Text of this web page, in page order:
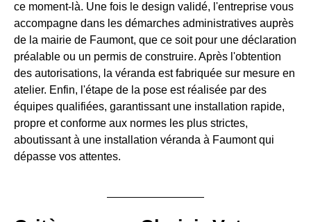
ce moment-là. Une fois le design validé, l'entreprise vous
accompagne dans les démarches administratives auprès
de la mairie de Faumont, que ce soit pour une déclaration
préalable ou un permis de construire. Après l'obtention
des autorisations, la véranda est fabriquée sur mesure en
atelier. Enfin, l'étape de la pose est réalisée par des
équipes qualifiées, garantissant une installation rapide,
propre et conforme aux normes les plus strictes,
aboutissant à une installation véranda à Faumont qui
dépasse vos attentes.